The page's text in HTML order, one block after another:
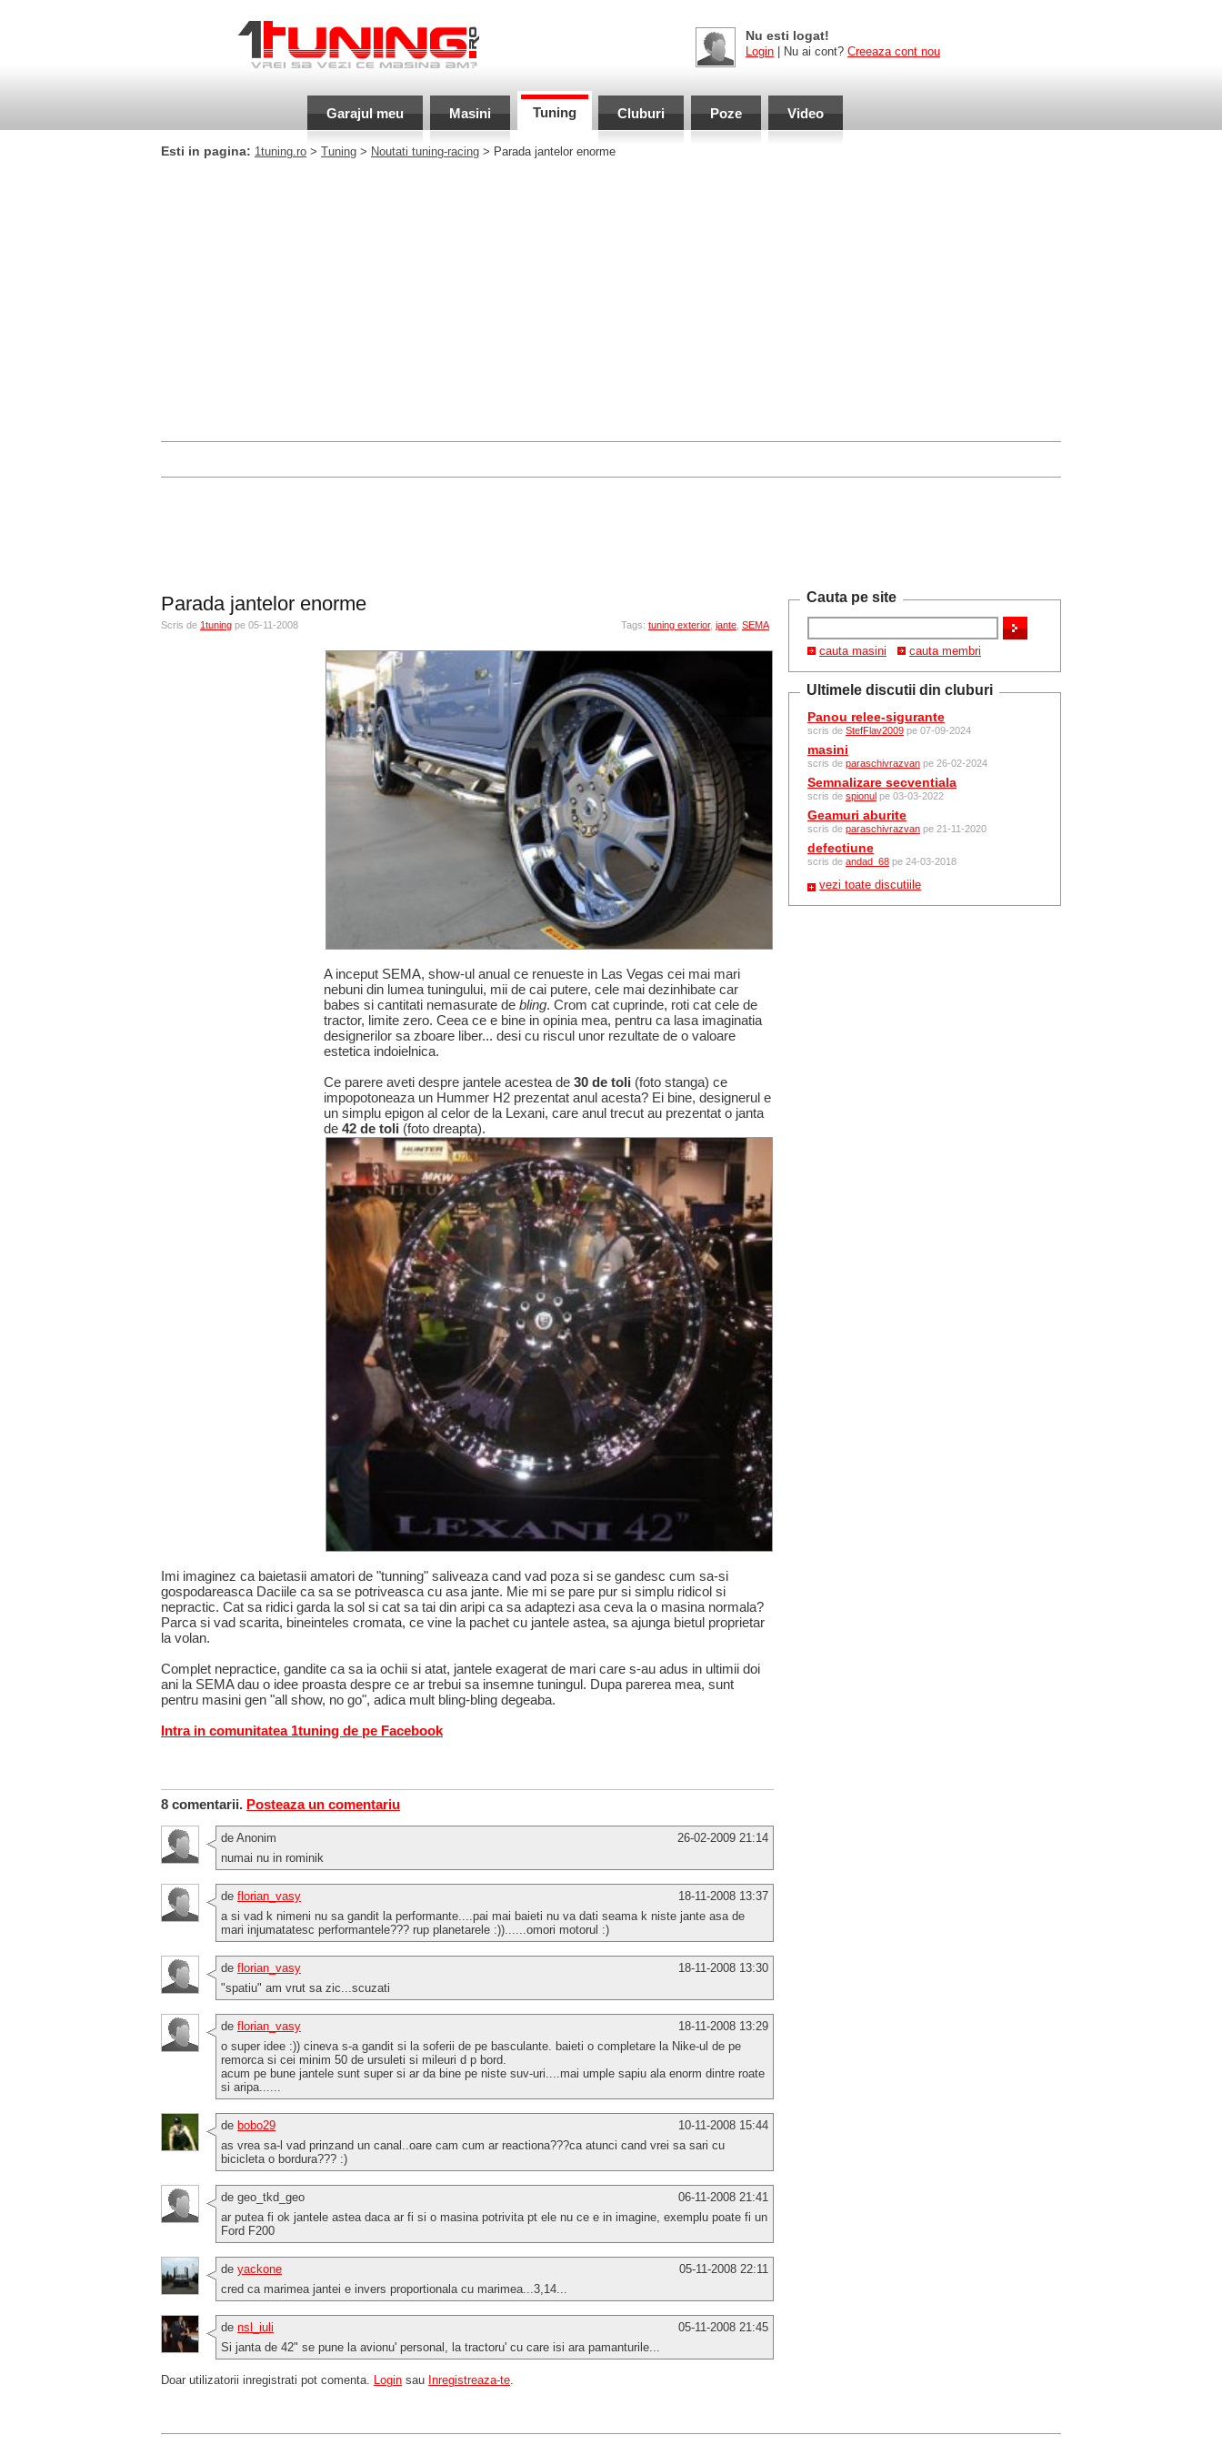
Nu esti logat!
Login | Nu ai cont? Creeaza cont nou
Garajul meu Masini Tuning Cluburi Poze Video
Esti in pagina: 1tuning.ro > Tuning > Noutati tuning-racing > Parada jantelor enorme
Cauta pe site
cauta masini cauta membri
Ultimele discutii din cluburi
Panou relee-sigurante
scris de StefFlav2009 pe 07-09-2024
masini
scris de paraschivrazvan pe 26-02-2024
Semnalizare secventiala
scris de spionul pe 03-03-2022
Geamuri aburite
scris de paraschivrazvan pe 21-11-2020
defectiune
scris de andad_68 pe 24-03-2018
vezi toate discutiile
Parada jantelor enorme
Scris de 1tuning pe 05-11-2008 Tags: tuning exterior, jante SEMA
A inceput SEMA, show-ul anual ce renueste in Las Vegas cei mai mari
nebuni din lumea tuningului, mii de cai putere, cele mai dezinhibate car
babes si cantitati nemasurate de bling. Crom cat cuprinde, roti cat cele de
tractor, limite zero. Ceea ce e bine in opinia mea, pentru ca lasa imaginatia
designerilor sa zboare liber... desi cu riscul unor rezultate de o valoare
estetica indoielnica.
Ce parere aveti despre jantele acestea de 30 de toli (foto stanga) ce
impopotoneaza un Hummer H2 prezentat anul acesta? Ei bine, designerul e
un simplu epigon al celor de la Lexani, care anul trecut au prezentat o janta
de 42 de toli (foto dreapta).
Imi imaginez ca baietasii amatori de "tunning" saliveaza cand vad poza si se gandesc cum sa-si
gospodareasca Daciile ca sa se potriveasca cu asa jante. Mie mi se pare pur si simplu ridicol si
nepractic. Cat sa ridici garda la sol si cat sa tai din aripi ca sa adaptezi asa ceva la o masina normala?
Parca si vad scarita, bineinteles cromata, ce vine la pachet cu jantele astea, sa ajunga bietul proprietar
la volan.
Complet nepractice, gandite ca sa ia ochii si atat, jantele exagerat de mari care s-au adus in ultimii doi
ani la SEMA dau o idee proasta despre ce ar trebui sa insemne tuningul. Dupa parerea mea, sunt
pentru masini gen "all show, no go", adica mult bling-bling degeaba.
Intra in comunitatea 1tuning de pe Facebook
8 comentarii. Posteaza un comentariu
26-02-2009 21:14
de Anonim
numai nu in rominik
18-11-2008 13:37
de florian_vasy
a si vad k nimeni nu sa gandit la performante....pai mai baieti nu va dati seama k niste jante asa de
mari injumatatesc performantele??? rup planetarele :))......omori motorul :)
18-11-2008 13:30
de florian_vasy
"spatiu" am vrut sa zic...scuzati
18-11-2008 13:29
de florian_vasy
o super idee :)) cineva s-a gandit si la soferii de pe basculante. baieti o completare la Nike-ul de pe
remorca si cei minim 50 de ursuleti si mileuri d p bord.
acum pe bune jantele sunt super si ar da bine pe niste suv-uri....mai umple sapiu ala enorm dintre roate
si aripa......
10-11-2008 15:44
de bobo29
as vrea sa-l vad prinzand un canal..oare cam cum ar reactiona???ca atunci cand vrei sa sari cu
bicicleta o bordura??? :)
06-11-2008 21:41
de geo_tkd_geo
ar putea fi ok jantele astea daca ar fi si o masina potrivita pt ele nu ce e in imagine, exemplu poate fi un
Ford F200
05-11-2008 22:11
de yackone
cred ca marimea jantei e invers proportionala cu marimea...3,14...
05-11-2008 21:45
de nsl_iuli
Si janta de 42" se pune la avionu' personal, la tractoru' cu care isi ara pamanturile...
Doar utilizatorii inregistrati pot comenta. Login sau Inregistreaza-te